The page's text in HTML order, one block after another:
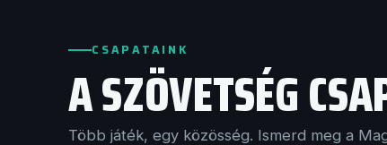
CSAPATAINK
A SZÖVETSÉG
Több játék, egy közösség. Ismerd meg a